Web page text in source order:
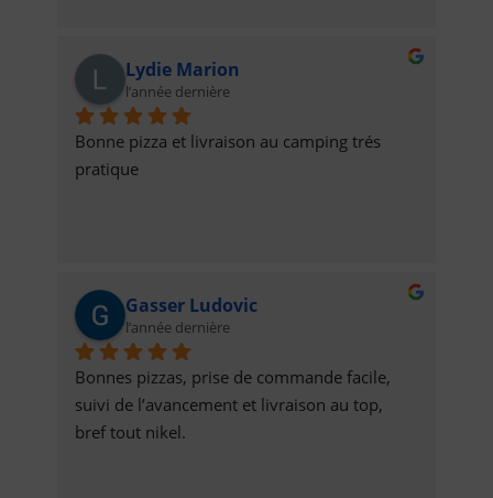
prestations!Elles sont livrées à l’heure, tout
est bien organisé!!!Félicitations et Bravo à
Eux, 👏Désormais nous sommes de
nouveaux clients, et comptons bien
continuer à nous régaler!!😋N’hésitez pas à
Lydie Marion
l’année dernière
Bonne pizza et livraison au camping trés
pratique
Gasser Ludovic
l’année dernière
Bonnes pizzas, prise de commande facile,
suivi de l’avancement et livraison au top,
bref tout nikel.